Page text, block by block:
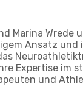
Marina
Ansatz
Expertise
und